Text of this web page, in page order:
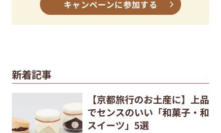
キャンペーンに参加する
新着記事
【京都旅行のお土産に】上品
でセンスのいい「和菓子・和
スイーツ」5選